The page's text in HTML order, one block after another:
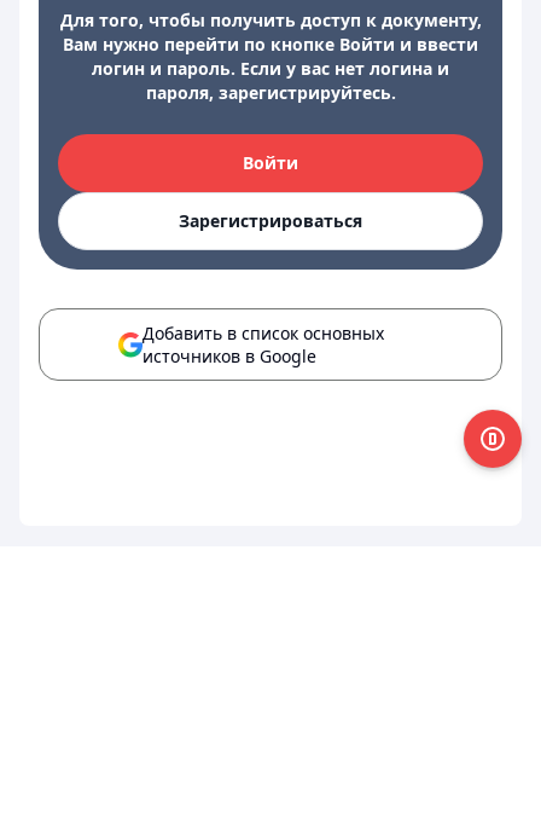
Для того, чтобы получить доступ к документу,
Вам нужно перейти по кнопке Войти и ввести
логин и пароль. Если у вас нет логина и
пароля, зарегистрируйтесь.
Войти
Зарегистрироваться
Добавить в список основных
источников в Google